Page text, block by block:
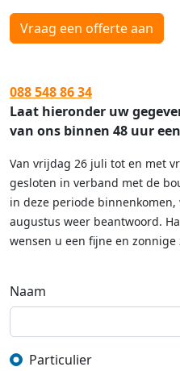
Vraag een offerte aan
088 548 86 34
Laat hieronder uw
van ons binnen 48 uur
Van vrijdag 26 juli tot en met
gesloten in verband met de
in deze periode
augustus weer beantwoord.
wensen u een fijne en zonnige
Naam
Particulier